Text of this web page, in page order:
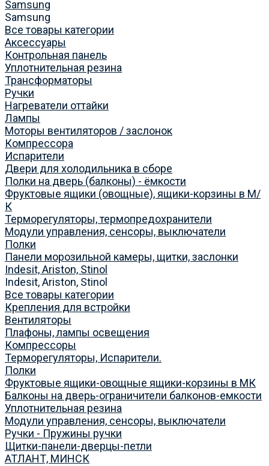
Samsung
Samsung
Все товары категории
Аксессуары
Контрольная панель
Уплотнительная резина
Трансформаторы
Ручки
Нагреватели оттайки
Лампы
Моторы вентиляторов / заслонок
Компрессора
Испарители
Двери для холодильника в сборе
Полки на дверь (балконы) - ёмкости
Фруктовые ящики (овощные), ящики-корзины в М/
К
Терморегуляторы, термопредохранители
Модули управления, сенсоры, выключатели
Полки
Панели морозильной камеры, щитки, заслонки
Indesit, Ariston, Stinol
Indesit, Ariston, Stinol
Все товары категории
Крепления для встройки
Вентиляторы
Плафоны, лампы освещения
Компрессоры
Терморегуляторы, Испарители.
Полки
Фруктовые ящики-овощные ящики-корзины в МК
Балконы на дверь-ограничители балконов-емкости
Уплотнительная резина
Модули управления, сенсоры, выключатели
Ручки - Пружины ручки
Щитки-панели-дверцы-петли
АТЛАНТ, МИНСК